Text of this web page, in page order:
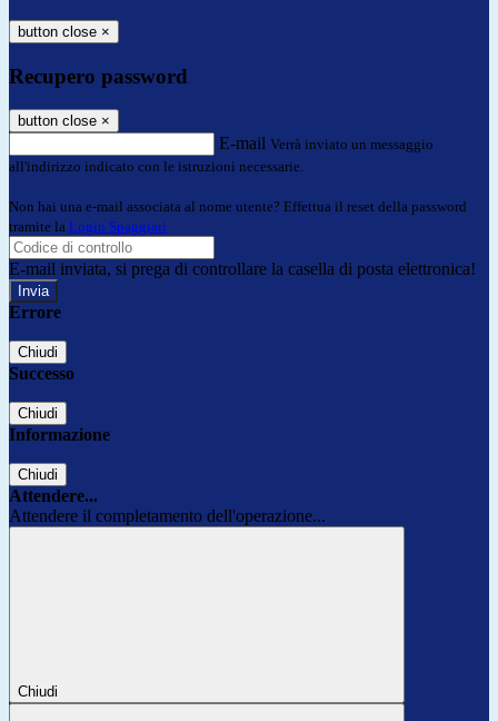
button close ×
Recupero password
button close ×
E-mail Verrà inviato un messaggio
all'indirizzo indicato con le istruzioni necessarie.
Non hai una e-mail associata al nome utente? Effettua il reset della password
tramite la Login Spaggiari
E-mail inviata, si prega di controllare la casella di posta elettronica!
Errore
Chiudi
Successo
Chiudi
Informazione
Chiudi
Attendere...
Attendere il completamento dell'operazione...
Chiudi